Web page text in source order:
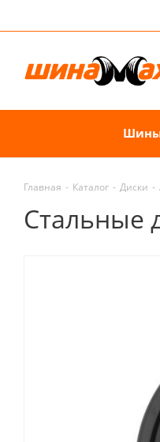
Главная - Каталог - Диски -
Стальные